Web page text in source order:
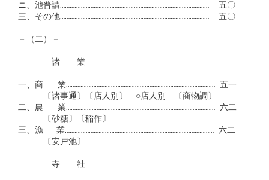
ニ、池普請…………………………………………………………………………………  五〇
三、その他…………………………………………………………………………………  五〇
－（二）－
諸　　業
一、商   業………………………………………………………………………………… 五一
〔諸事通〕〔店人別〕　○店人別　〔商物調〕
二、農   業………………………………………………………………………………… 六二
〔砂糖〕〔稲作〕
三、漁　 業………………………………………………………………………………… 六二
〔安戸池〕
寺　　社